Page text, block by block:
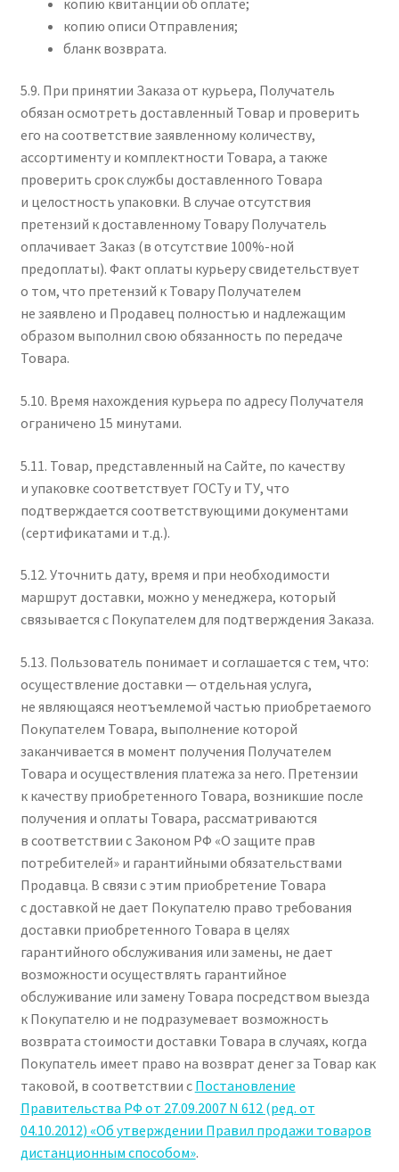
копию описи Отправления;
бланк возврата.
5.9. При принятии Заказа от курьера, Получатель
обязан осмотреть доставленный Товар и проверить
его на соответствие заявленному количеству,
ассортименту и комплектности Товара, а также
проверить срок службы доставленного Товара
и целостность упаковки. В случае отсутствия
претензий к доставленному Товару Получатель
оплачивает Заказ (в отсутствие 100%-ной
предоплаты). Факт оплаты курьеру свидетельствует
о том, что претензий к Товару Получателем
не заявлено и Продавец полностью и надлежащим
образом выполнил свою обязанность по передаче
Товара.
5.10. Время нахождения курьера по адресу Получателя
ограничено 15 минутами.
5.11. Товар, представленный на Сайте, по качеству
и упаковке соответствует ГОСТу и ТУ, что
подтверждается соответствующими документами
(сертификатами и т.д.).
5.12. Уточнить дату, время и при необходимости
маршрут доставки, можно у менеджера, который
связывается с Покупателем для подтверждения Заказа.
5.13. Пользователь понимает и соглашается с тем, что:
осуществление доставки — отдельная услуга,
не являющаяся неотъемлемой частью приобретаемого
Покупателем Товара, выполнение которой
заканчивается в момент получения Получателем
Товара и осуществления платежа за него. Претензии
к качеству приобретенного Товара, возникшие после
получения и оплаты Товара, рассматриваются
в соответствии с Законом РФ «О защите прав
потребителей» и гарантийными обязательствами
Продавца. В связи с этим приобретение Товара
с доставкой не дает Покупателю право требования
доставки приобретенного Товара в целях
гарантийного обслуживания или замены, не дает
возможности осуществлять гарантийное
обслуживание или замену Товара посредством выезда
к Покупателю и не подразумевает возможность
возврата стоимости доставки Товара в случаях, когда
Покупатель имеет право на возврат денег за Товар как
таковой, в соответствии с Постановление
Правительства РФ от 27.09.2007 N 612 (ред. от
04.10.2012) «Об утверждении Правил продажи товаров
дистанционным способом».